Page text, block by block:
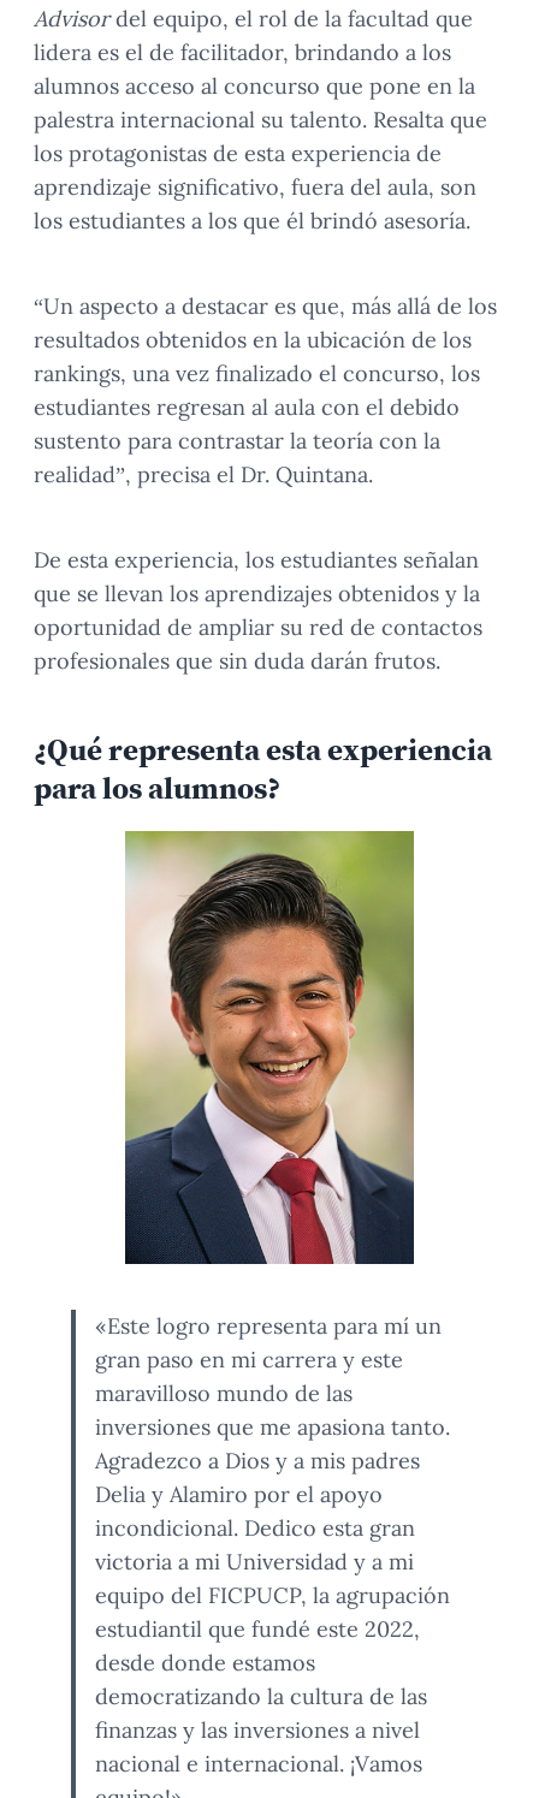
Advisordel equipo, el rol de la facultad que
lidera es el de facilitador, brindando a los
alumnos acceso al concurso que pone en la
palestra internacional su talento. Resalta que
los protagonistas de esta experiencia de
aprendizaje significativo, fuera del aula, son
los estudiantes a los que él brindó asesoría.
“Un aspecto a destacar es que, más allá de los
resultados obtenidos en la ubicación de los
rankings, una vez finalizado el concurso, los
estudiantes regresan al aula con el debido
sustento para contrastar la teoría con la
realidad”, precisa el Dr. Quintana.
De esta experiencia, los estudiantes señalan
que se llevan los aprendizajes obtenidos y la
oportunidad de ampliar su red de contactos
profesionales que sin duda darán frutos.
¿Qué representa esta experiencia
para los alumnos?
«Este logro representa para mí un
gran paso en mi carrera y este
maravilloso mundo de las
inversiones que me apasiona tanto.
Agradezco a Dios y a mis padres
Delia y Alamiro por el apoyo
incondicional. Dedico esta gran
victoria a mi Universidad y a mi
equipo del FICPUCP, la agrupación
estudiantil que fundé este 2022,
desde donde estamos
democratizando la cultura de las
finanzas y las inversiones a nivel
nacional e internacional. ¡Vamos